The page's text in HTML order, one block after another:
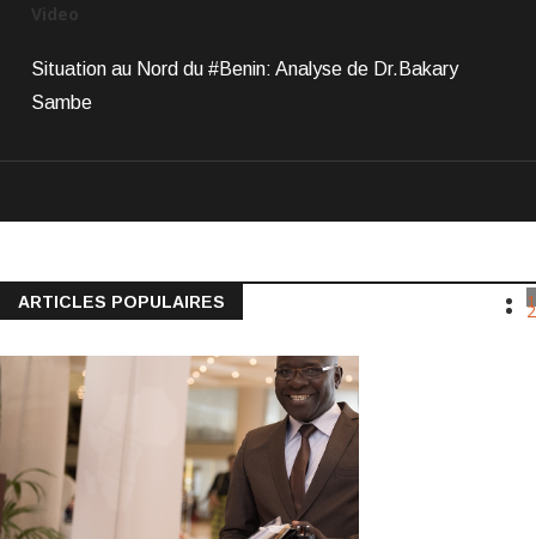
Video
Situation au Nord du #Benin: Analyse de Dr.Bakary
Sambe
ARTICLES POPULAIRES 1
2